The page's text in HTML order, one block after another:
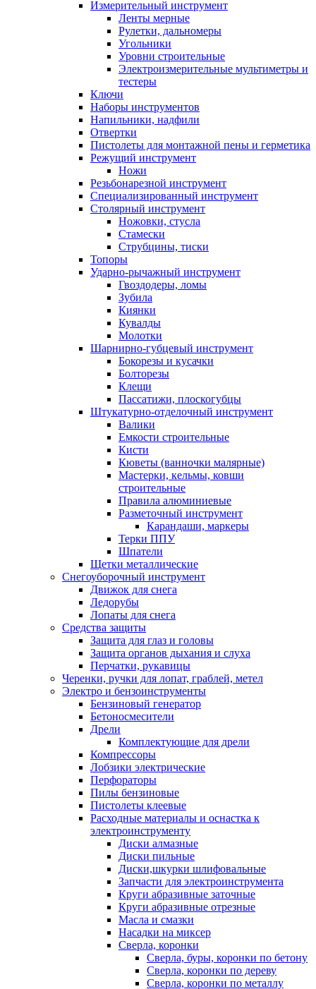
Измерительный инструмент
Ленты мерные
Рулетки, дальномеры
Угольники
Уровни строительные
Электроизмерительные мультиметры и
тестеры
Ключи
Наборы инструментов
Напильники, надфили
Отвертки
Пистолеты для монтажной пены и герметика
Режущий инструмент
Ножи
Резьбонарезной инструмент
Специализированный инструмент
Столярный инструмент
Ножовки, стусла
Стамески
Струбцины, тиски
Топоры
Ударно-рычажный инструмент
Гвоздодеры, ломы
Зубила
Киянки
Кувалды
Молотки
Шарнирно-губцевый инструмент
Бокорезы и кусачки
Болторезы
Клещи
Пассатижи, плоскогубцы
Штукатурно-отделочный инструмент
Валики
Емкости строительные
Кисти
Кюветы (ванночки малярные)
Мастерки, кельмы, ковши
строительные
Правила алюминиевые
Разметочный инструмент
Карандаши, маркеры
Терки ППУ
Шпатели
Щетки металлические
Снегоуборочный инструмент
Движок для снега
Ледорубы
Лопаты для снега
Средства защиты
Защита для глаз и головы
Защита органов дыхания и слуха
Перчатки, рукавицы
Черенки, ручки для лопат, граблей, метел
Электро и бензоинструменты
Бензиновый генератор
Бетоносмесители
Дрели
Комплектующие для дрели
Компрессоры
Лобзики электрические
Перфораторы
Пилы бензиновые
Пистолеты клеевые
Расходные материалы и оснастка к
электроинструменту
Диски алмазные
Диски пильные
Диски,шкурки шлифовальные
Запчасти для электроинструмента
Круги абразивные заточные
Круги абразивные отрезные
Масла и смазки
Насадки на миксер
Сверла, коронки
Сверла, буры, коронки по бетону
Сверла, коронки по дереву
Сверла, коронки по металлу